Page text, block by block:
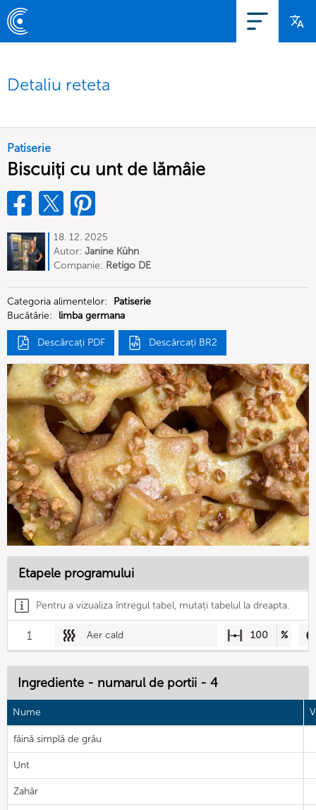
Detaliu reteta
Patiserie
Biscuiți cu unt de lămâie
18. 12. 2025
Autor: Janine Kühn
Companie: Retigo DE
Categoria alimentelor:
Patiserie
Bucătărie:
limba germana
Descărcați PDF Descărcați BR2
Etapele programului
Pentru a vizualiza întregul tabel, mutați tabelul la dreapta.
1 Aer cald 100 %
Ingrediente - numarul de portii - 4
Nume
făină simplă de grâu
Unt
Zahăr